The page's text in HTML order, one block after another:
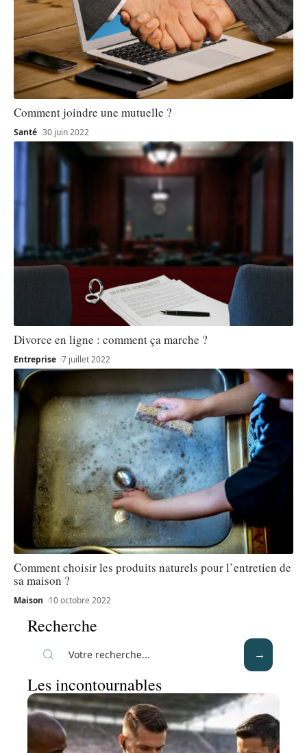
Comment joindre une mutuelle ?
Santé 30 juin 2022
Divorce en ligne : comment ça marche ?
Entreprise 7 juillet 2022
Comment choisir les produits naturels pour l’entretien de
sa maison ?
Maison 10 octobre 2022
Recherche
Les incontournables